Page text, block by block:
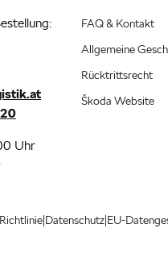
Uhr
FAQ & Kontakt
Allgemeine
Rücktrittsrecht
Škoda Website
|Datenschutz|EU-